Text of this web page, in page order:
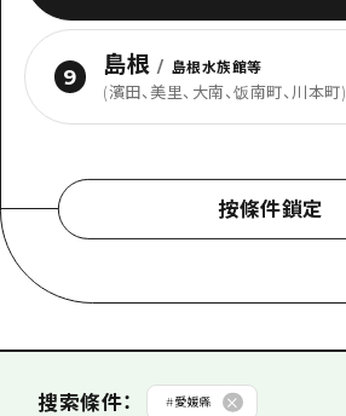
9 島根 / 島根水族館等
(濱田、美里、大南、饭南町、川本町)
按條件鎖定
按類型搜索
#景點 #經驗
從分類搜索
搜索條件： #愛媛縣